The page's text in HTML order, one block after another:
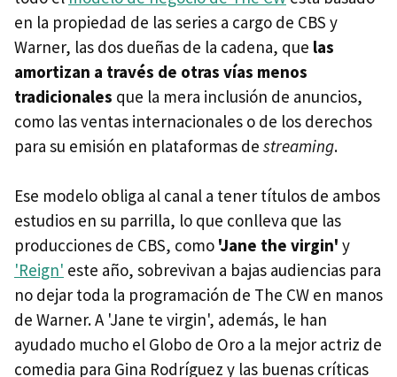
en la propiedad de las series a cargo de CBS y
Warner, las dos dueñas de la cadena, que las
amortizan a través de otras vías menos
tradicionales que la mera inclusión de anuncios,
como las ventas internacionales o de los derechos
para su emisión en plataformas de streaming.
Ese modelo obliga al canal a tener títulos de ambos
estudios en su parrilla, lo que conlleva que las
producciones de CBS, como 'Jane the virgin' y
'Reign' este año, sobrevivan a bajas audiencias para
no dejar toda la programación de The CW en manos
de Warner. A 'Jane te virgin', además, le han
ayudado mucho el Globo de Oro a la mejor actriz de
comedia para Gina Rodríguez y las buenas críticas